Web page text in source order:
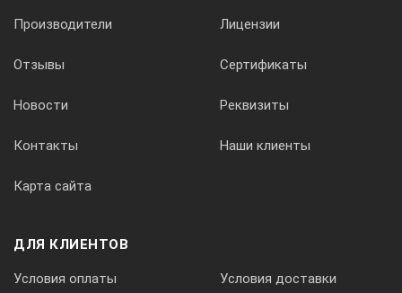
Производители Лицензии
Отзывы Сертификаты
Новости Реквизиты
Контакты Наши клиенты
Карта сайта
ДЛЯ КЛИЕНТОВ
Условия оплаты Условия доставки